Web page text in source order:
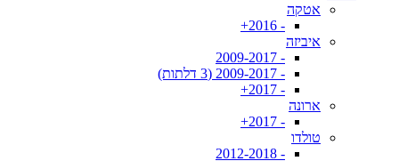
אטקה
- 2016+
איביזה
- 2009-2017
- 2009-2017 (3 דלתות)
- 2017+
ארונה
- 2017+
טולדו
- 2012-2018